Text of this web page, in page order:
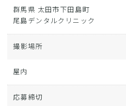
群馬県 太田市下田島町
尾島デンタルクリニック
撮影場所
屋内
応募締切